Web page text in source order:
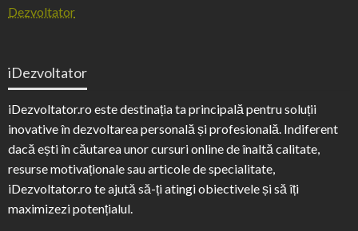
Dezvoltator
iDezvoltator
iDezvoltator.ro este destinația ta principală pentru soluții
inovative în dezvoltarea personală și profesională. Indiferent
dacă ești în căutarea unor cursuri online de înaltă calitate,
resurse motivaționale sau articole de specialitate,
iDezvoltator.ro te ajută să-ți atingi obiectivele și să îți
maximizezi potențialul.